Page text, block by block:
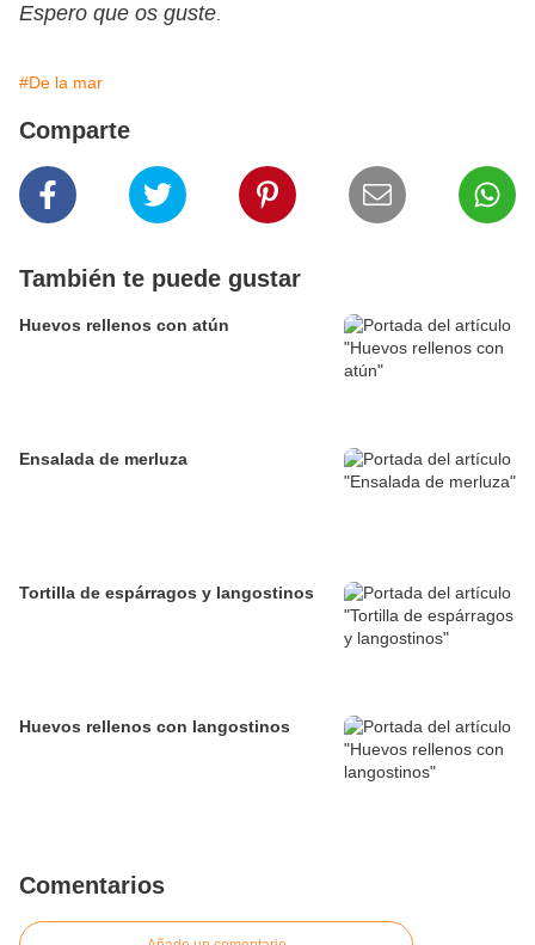
Espero que os guste
#De la mar
Comparte
También te puede gustar
Huevos rellenos con atún
Ensalada de merluza
Tortilla de espárragos y langostinos
Huevos rellenos con langostinos
Comentarios